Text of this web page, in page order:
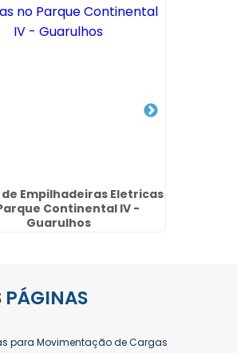
Empilhadeiras Eletricas
Continental IV -
Guarulhos
PÁGINAS
para Movimentação de Cargas